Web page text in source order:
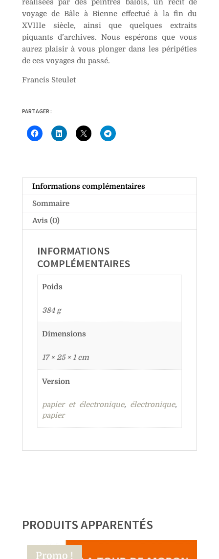
réalisées par des peintres bâlois, un récit de
voyage de Bâle à Bienne effectué à la fin du
XVIIIe siècle, ainsi que quelques extraits
piquants d’archives. Nous espérons que vous
aurez plaisir à vous plonger dans les péripéties
de ces voyages du passé.
Francis Steulet
PARTAGER :
Informations complémentaires
Sommaire
Avis (0)
INFORMATIONS
COMPLÉMENTAIRES
Poids
384 g
Dimensions
17 × 25 × 1 cm
Version
papier et électronique, électronique,
papier
PRODUITS APPARENTÉS
Promo !